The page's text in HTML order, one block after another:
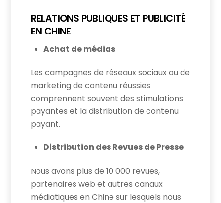
RELATIONS PUBLIQUES ET PUBLICITÉ
EN CHINE
Achat de médias
Les campagnes de réseaux sociaux ou de
marketing de contenu réussies
comprennent souvent des stimulations
payantes et la distribution de contenu
payant.
Distribution des Revues de Presse
Nous avons plus de 10 000 revues,
partenaires web et autres canaux
médiatiques en Chine sur lesquels nous